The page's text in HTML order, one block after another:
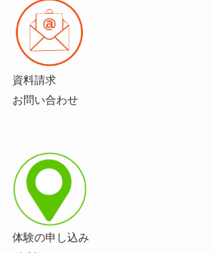
資料請求
お問い合わせ
体験の申し込み